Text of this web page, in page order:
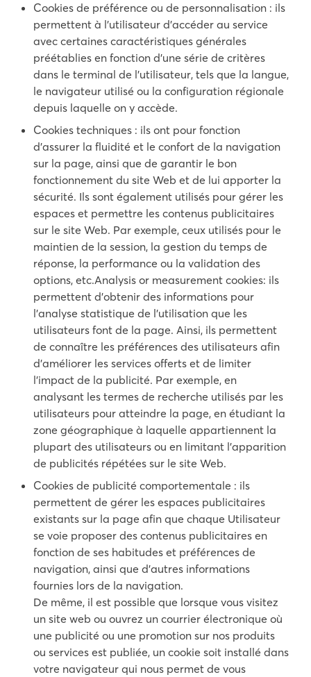
Cookies de préférence ou de personnalisation : ils
permettent à l’utilisateur d’accéder au service
avec certaines caractéristiques générales
préétablies en fonction d’une série de critères
dans le terminal de l’utilisateur, tels que la langue,
le navigateur utilisé ou la configuration régionale
depuis laquelle on y accède.
Cookies techniques : ils ont pour fonction
d’assurer la fluidité et le confort de la navigation
sur la page, ainsi que de garantir le bon
fonctionnement du site Web et de lui apporter la
sécurité. Ils sont également utilisés pour gérer les
espaces et permettre les contenus publicitaires
sur le site Web. Par exemple, ceux utilisés pour le
maintien de la session, la gestion du temps de
réponse, la performance ou la validation des
options, etc.Analysis or measurement cookies: ils
permettent d’obtenir des informations pour
l’analyse statistique de l’utilisation que les
utilisateurs font de la page. Ainsi, ils permettent
de connaître les préférences des utilisateurs afin
d’améliorer les services offerts et de limiter
l’impact de la publicité. Par exemple, en
analysant les termes de recherche utilisés par les
utilisateurs pour atteindre la page, en étudiant la
zone géographique à laquelle appartiennent la
plupart des utilisateurs ou en limitant l’apparition
de publicités répétées sur le site Web.
Cookies de publicité comportementale : ils
permettent de gérer les espaces publicitaires
existants sur la page afin que chaque Utilisateur
se voie proposer des contenus publicitaires en
fonction de ses habitudes et préférences de
navigation, ainsi que d’autres informations
fournies lors de la navigation.
De même, il est possible que lorsque vous visitez
un site web ou ouvrez un courrier électronique où
une publicité ou une promotion sur nos produits
ou services est publiée, un cookie soit installé dans
votre navigateur qui nous permet de vous